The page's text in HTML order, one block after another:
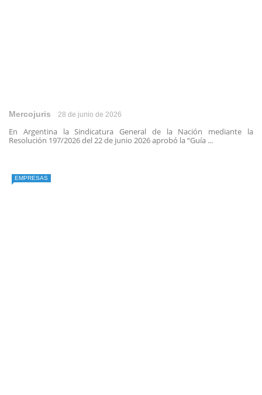
Mercojuris 28 de junio de 2026
En Argentina la Sindicatura General de la Nación mediante la
Resolución 197/2026 del 22 de junio 2026 aprobó la “Guía ...
EMPRESAS